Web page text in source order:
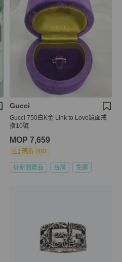
Gucci
Gucci 750白K金 Link to Love鏡面戒
指10號
MOP 7,659
現折 200
近新閒置品 台灣 免運